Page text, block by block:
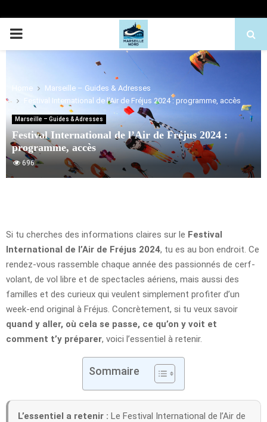
PRIMARY
Home
Marseille – Guides & Adresses
Festival International de l’Air de Fréjus 2024 : programme, accès
Marseille – Guides & Adresses
Festival International de l’Air de Fréjus 2024 :
programme, accès
696
Si tu cherches des informations claires sur le Festival
International de l’Air de Fréjus 2024, tu es au bon endroit. Ce
rendez-vous rassemble chaque année des passionnés de cerf-
volant, de vol libre et de spectacles aériens, mais aussi des
familles et des curieux qui veulent simplement profiter d’un
week-end original à Fréjus. Concrètement, si tu veux savoir
quand y aller, où cela se passe, ce qu’on y voit et
comment t’y préparer, voici l’essentiel à retenir.
Sommaire
L’essentiel a retenir : Le Festival International de l’Air de